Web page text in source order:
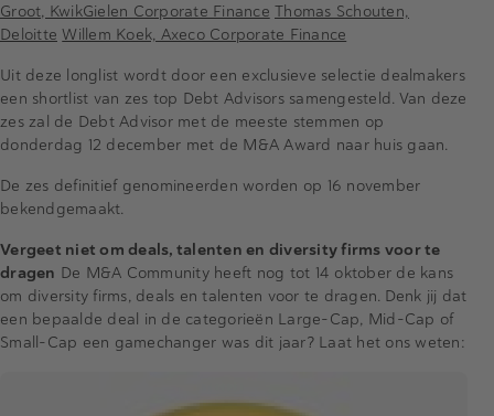
Groot, KwikGielen Corporate Finance Thomas Schouten,
Deloitte Willem Koek, Axeco Corporate Finance
Uit deze longlist wordt door een exclusieve selectie dealmakers
een shortlist van zes top Debt Advisors samengesteld. Van deze
zes zal de Debt Advisor met de meeste stemmen op
donderdag 12 december met de M&A Award naar huis gaan.
De zes definitief genomineerden worden op 16 november
bekendgemaakt.
Vergeet niet om deals, talenten en diversity firms voor te
dragen De M&A Community heeft nog tot 14 oktober de kans
om diversity firms, deals en talenten voor te dragen. Denk jij dat
een bepaalde deal in de categorieën Large-Cap, Mid-Cap of
Small-Cap een gamechanger was dit jaar? Laat het ons weten: